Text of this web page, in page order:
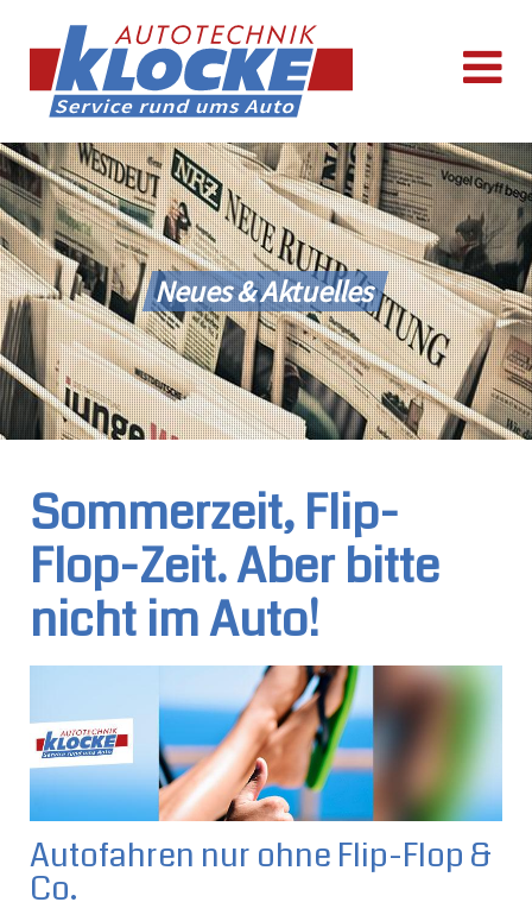
Neues & Aktuelles
Sommerzeit, Flip-
Flop-Zeit. Aber bitte
nicht im Auto!
Autofahren nur ohne Flip-Flop &
Co.